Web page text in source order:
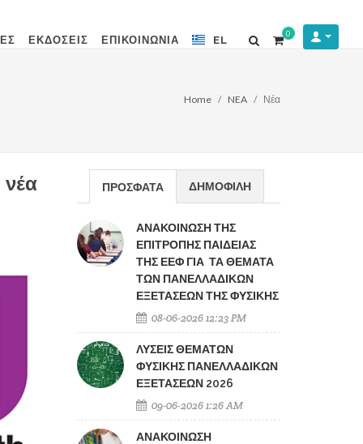
ΕΚΔΟΣΕΙΣ ΕΠΙΚΟΙΝΩΝΙΑ EL
0
Home NEA Νέα
ΠΡΟΣΦΑΤΑ ΔΗΜΟΦΙΛΗ
ΑΝΑΚΟΙΝΩΣΗ ΤΗΣ
ΕΠΙΤΡΟΠΗΣ ΠΑΙΔΕΙΑΣ
ΤΗΣ ΕΕΦ ΓΙΑ ΤΑ ΘΕΜΑΤΑ
ΤΩΝ ΠΑΝΕΛΛΑΔΙΚΩΝ
ΕΞΕΤΑΣΕΩΝ ΤΗΣ ΦΥΣΙΚΗΣ
08-06-2026 12:23 PM
ΛΥΣΕΙΣ ΘΕΜΑΤΩΝ
ΦΥΣΙΚΗΣ ΠΑΝΕΛΛΑΔΙΚΩΝ
ΕΞΕΤΑΣΕΩΝ 2026
09-06-2026 1:26 AM
ΑΝΑΚΟΙΝΩΣΗ